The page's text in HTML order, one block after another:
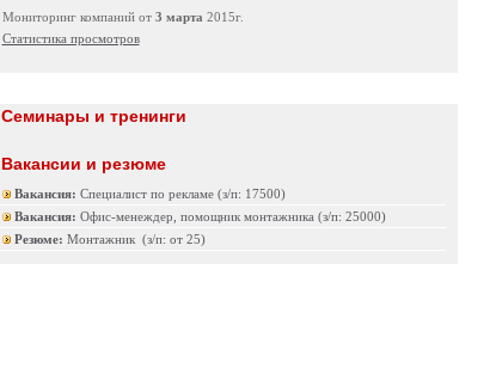
Мониторинг компаний от 3 марта 2015г.
Статистика просмотров
Семинары и тренинги
Вакансии и резюме
Вакансия: Специалист по рекламе (з/п: 17500)
Вакансия: Офис-менеждер, помощник монтажника (з/п: 25000)
Резюме: Монтажник (з/п: от 25)